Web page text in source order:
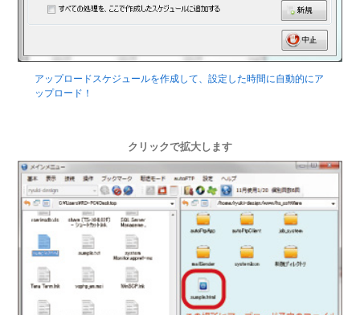
アップロードスケジュールを作成して、設定した時間に自動的にア
ップロード！
クリックで拡大します